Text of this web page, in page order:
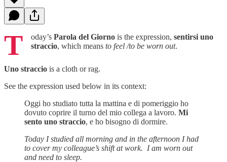
T oday’s Parola del Giorno is the expression, sentirsi uno
straccio, which means to feel /to be worn out.
Uno straccio is a cloth or rag.
See the expression used below in its context:
Oggi ho studiato tutta la mattina e di pomeriggio ho
dovuto coprire il turno del mio collega a lavoro. Mi
sento uno straccio, e ho bisogno di dormire.
Today I studied all morning and in the afternoon I had
to cover my colleague’s shift at work. I am worn out
and need to sleep.